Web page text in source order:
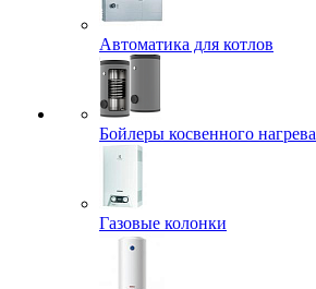
Автоматика для котлов
Бойлеры косвенного нагрева
Газовые колонки